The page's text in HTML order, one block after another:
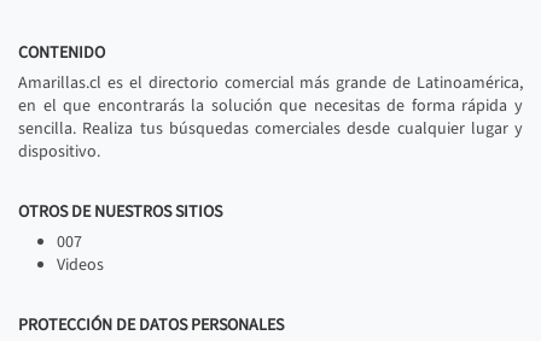
CONTENIDO
Amarillas.cl es el directorio comercial más grande de Latinoamérica,
en el que encontrarás la solución que necesitas de forma rápida y
sencilla. Realiza tus búsquedas comerciales desde cualquier lugar y
dispositivo.
OTROS DE NUESTROS SITIOS
007
Videos
PROTECCIÓN DE DATOS PERSONALES